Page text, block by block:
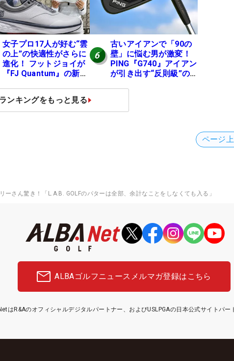
女子プロ17人が好む“雲
の上”の快適性がさらに
進化！ フットジョイが
『FJ Quantum』の新作
6
古いアイアンで「90の
壁」に悩む男が激変！
PING『G740』アイアン
が引き出す“反則級”の
ランキングをもっと見る
ページ
ーさん驚き！「L.A.B. GOLFのパターは全部、余計なことをしなくても入る」
ALBAゴルフニュース メルマガ登録はこちら
はR&Aのオフィシャルデジタルパートナー、およびUSLPGAの日本公式サイトパー